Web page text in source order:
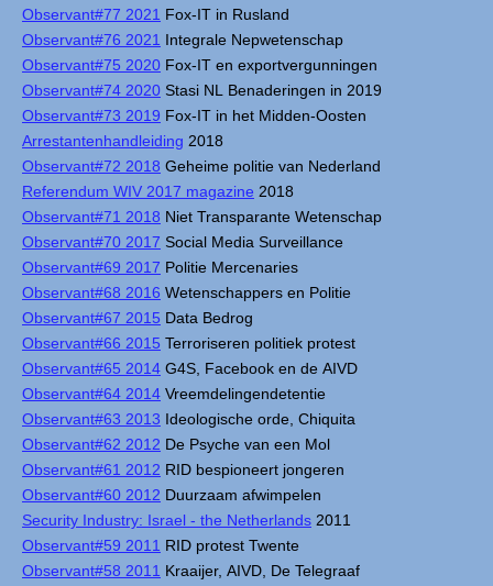
Observant#77 2021 Fox-IT in Rusland
Observant#76 2021 Integrale Nepwetenschap
Observant#75 2020 Fox-IT en exportvergunningen
Observant#74 2020 Stasi NL Benaderingen in 2019
Observant#73 2019 Fox-IT in het Midden-Oosten
Arrestantenhandleiding 2018
Observant#72 2018 Geheime politie van Nederland
Referendum WIV 2017 magazine 2018
Observant#71 2018 Niet Transparante Wetenschap
Observant#70 2017 Social Media Surveillance
Observant#69 2017 Politie Mercenaries
Observant#68 2016 Wetenschappers en Politie
Observant#67 2015 Data Bedrog
Observant#66 2015 Terroriseren politiek protest
Observant#65 2014 G4S, Facebook en de AIVD
Observant#64 2014 Vreemdelingendetentie
Observant#63 2013 Ideologische orde, Chiquita
Observant#62 2012 De Psyche van een Mol
Observant#61 2012 RID bespioneert jongeren
Observant#60 2012 Duurzaam afwimpelen
Security Industry: Israel - the Netherlands 2011
Observant#59 2011 RID protest Twente
Observant#58 2011 Kraaijer, AIVD, De Telegraaf